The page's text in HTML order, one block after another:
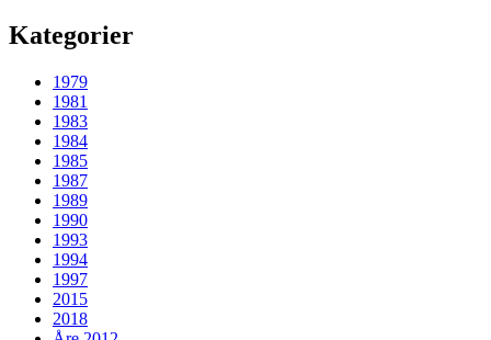
Kategorier
1979
1981
1983
1984
1985
1987
1989
1990
1993
1994
1997
2015
2018